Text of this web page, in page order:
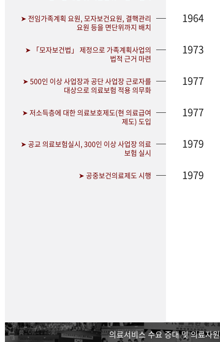
➤ 전임가족계획 요원, 모자보건요원, 결핵관리
요원 등을 면단위까지 배치
1964
➤ 「모자보건법」 제정으로 가족계획사업의
법적 근거 마련
1973
➤ 500인 이상 사업장과 공단 사업장 근로자를
대상으로 의료보험 적용 의무화
1977
➤ 저소득층에 대한 의료보호제도(현 의료급여
제도) 도입
1977
➤ 공교 의료보험실시, 300인 이상 사업장 의료
보험 실시
1979
➤ 공중보건의료제도 시행 1979
의료서비스 수요 증대 및 의료자